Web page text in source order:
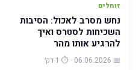
זוחלים
נחש מסרב לאכול: הסיבות
השכיחות לסטרס ואיך
להרגיע אותו מהר
📅 06.06.2026 · ⏱️ 1 דק׳